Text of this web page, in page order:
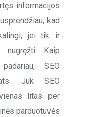
informacijos
kad
jei tik ir
Kaip
SEO
Juk SEO
litas per
parduotuvės